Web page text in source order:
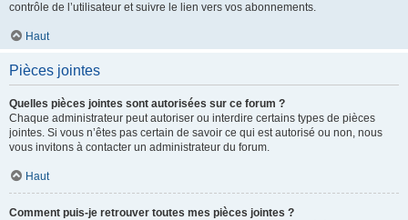
contrôle de l’utilisateur et suivre le lien vers vos abonnements.
Haut
Pièces jointes
Quelles pièces jointes sont autorisées sur ce forum ?
Chaque administrateur peut autoriser ou interdire certains types de pièces
jointes. Si vous n’êtes pas certain de savoir ce qui est autorisé ou non, nous
vous invitons à contacter un administrateur du forum.
Haut
Comment puis-je retrouver toutes mes pièces jointes ?